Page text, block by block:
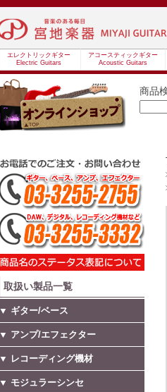
エレクトリックギター
Electric Guitars
アコースティックギター
Acoustic Guitars
商品
取扱い製品一覧
▼ ギター/ベース
▼ アンプ/エフェクター
▼ レコーディング機材
▼ モジュラーシンセ